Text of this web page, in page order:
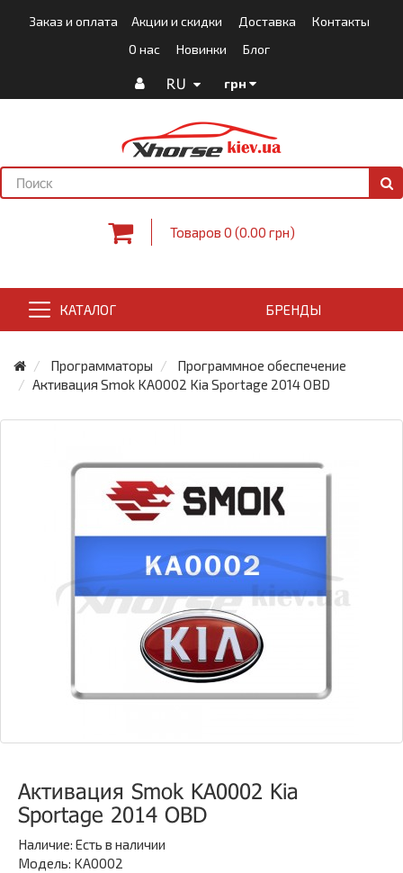
Заказ и оплата Акции и скидки Доставка
Контакты
О нас
Новинки Блог
RU грн
Товаров 0 (0.00 грн)
КАТАЛОГ БРЕНДЫ
Программаторы
Программное обеспечение
Активация Smok KA0002 Kia Sportage 2014 OBD
Активация Smok KA0002 Kia
Sportage 2014 OBD
Наличие: Есть в наличии
Модель: KA0002